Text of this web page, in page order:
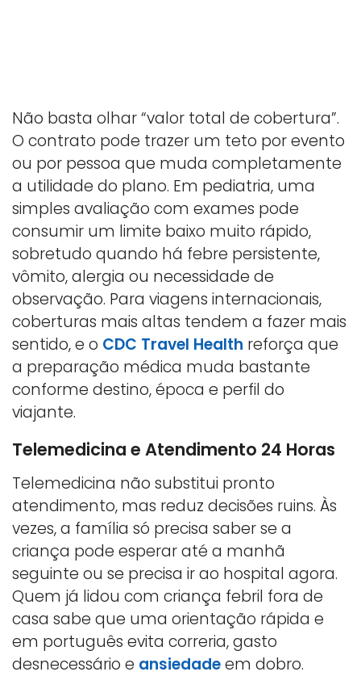
Não basta olhar “valor total de cobertura”.
O contrato pode trazer um teto por evento
ou por pessoa que muda completamente
a utilidade do plano. Em pediatria, uma
simples avaliação com exames pode
consumir um limite baixo muito rápido,
sobretudo quando há febre persistente,
vômito, alergia ou necessidade de
observação. Para viagens internacionais,
coberturas mais altas tendem a fazer mais
sentido, e o CDC Travel Health reforça que
a preparação médica muda bastante
conforme destino, época e perfil do
viajante.
Telemedicina e Atendimento 24 Horas
Telemedicina não substitui pronto
atendimento, mas reduz decisões ruins. Às
vezes, a família só precisa saber se a
criança pode esperar até a manhã
seguinte ou se precisa ir ao hospital agora.
Quem já lidou com criança febril fora de
casa sabe que uma orientação rápida e
em português evita correria, gasto
desnecessário e ansiedadeem dobro.